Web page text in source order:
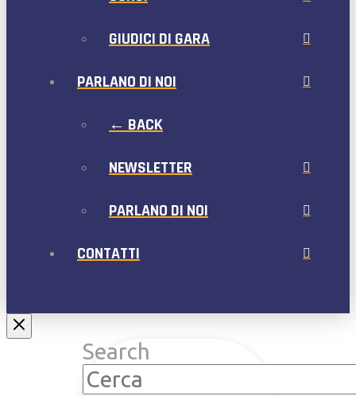
GIUDICI DI GARA
PARLANO DI NOI
← BACK
NEWSLETTER
PARLANO DI NOI
CONTATTI
Search